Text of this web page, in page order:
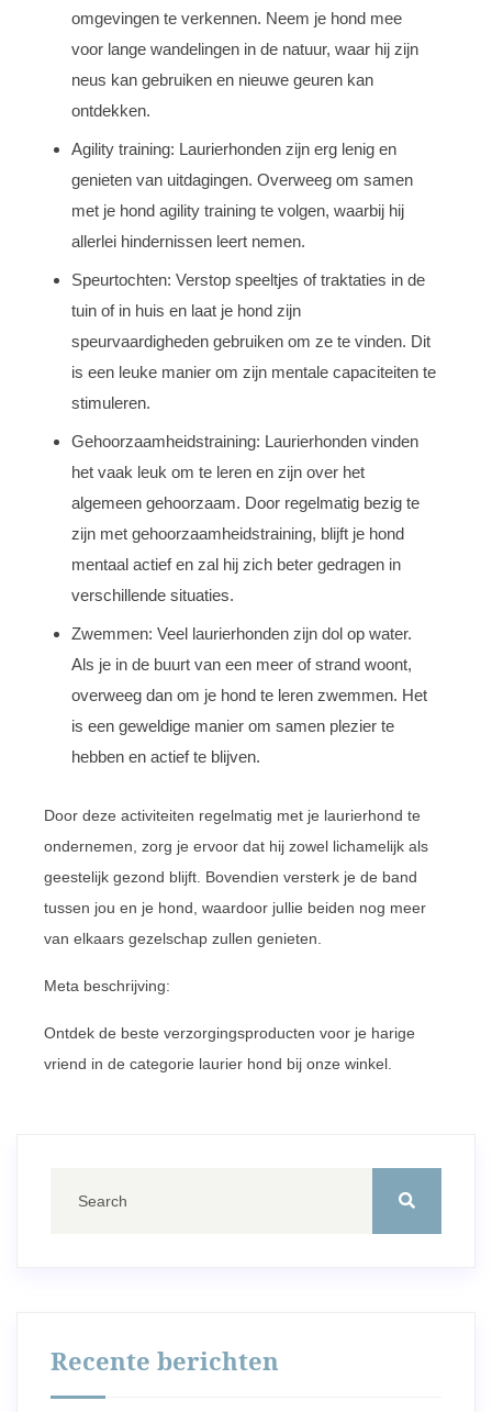
omgevingen te verkennen. Neem je hond mee
voor lange wandelingen in de natuur, waar hij zijn
neus kan gebruiken en nieuwe geuren kan
ontdekken.
Agility training: Laurierhonden zijn erg lenig en
genieten van uitdagingen. Overweeg om samen
met je hond agility training te volgen, waarbij hij
allerlei hindernissen leert nemen.
Speurtochten: Verstop speeltjes of traktaties in de
tuin of in huis en laat je hond zijn
speurvaardigheden gebruiken om ze te vinden. Dit
is een leuke manier om zijn mentale capaciteiten te
stimuleren.
Gehoorzaamheidstraining: Laurierhonden vinden
het vaak leuk om te leren en zijn over het
algemeen gehoorzaam. Door regelmatig bezig te
zijn met gehoorzaamheidstraining, blijft je hond
mentaal actief en zal hij zich beter gedragen in
verschillende situaties.
Zwemmen: Veel laurierhonden zijn dol op water.
Als je in de buurt van een meer of strand woont,
overweeg dan om je hond te leren zwemmen. Het
is een geweldige manier om samen plezier te
hebben en actief te blijven.
Door deze activiteiten regelmatig met je laurierhond te
ondernemen, zorg je ervoor dat hij zowel lichamelijk als
geestelijk gezond blijft. Bovendien versterk je de band
tussen jou en je hond, waardoor jullie beiden nog meer
van elkaars gezelschap zullen genieten.
Meta beschrijving:
Ontdek de beste verzorgingsproducten voor je harige
vriend in de categorie laurier hond bij onze winkel.
Recente berichten